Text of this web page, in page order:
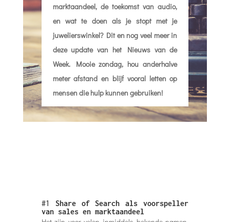
marktaandeel, de toekomst van audio,
en wat te doen als je stopt met je
juwelierswinkel? Dit en nog veel meer in
deze update van het Nieuws van de
Week. Mooie zondag, hou anderhalve
meter afstand en blijf vooral letten op
mensen die hulp kunnen gebruiken!
#1 Share of Search als voorspeller
van sales en marktaandeel